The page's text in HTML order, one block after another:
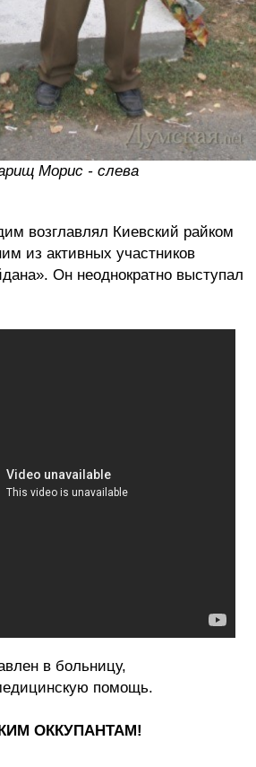
Морис - слева
возглавлял Киевский райком
из активных участников
Он неоднократно выступал
в больницу,
помощь.
ОККУПАНТАМ!